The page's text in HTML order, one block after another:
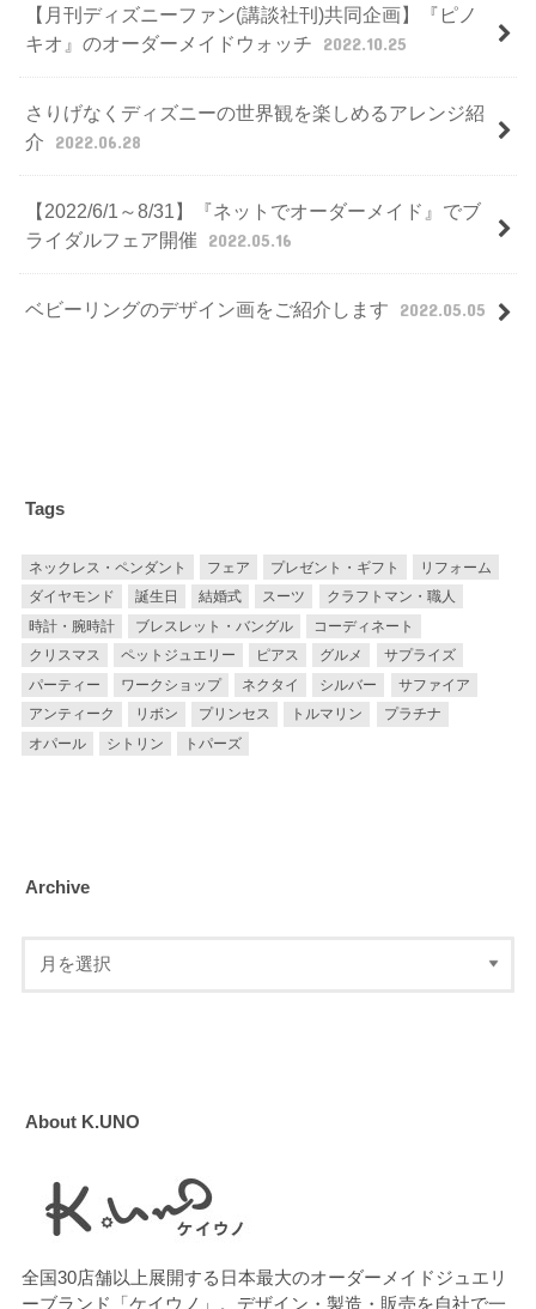
【月刊ディズニーファン(講談社刊)共同企画】『ピノ
キオ』のオーダーメイドウォッチ
2022.10.25
さりげなくディズニーの世界観を楽しめるアレンジ紹
介
2022.06.28
【2022/6/1～8/31】『ネットでオーダーメイド』でブ
ライダルフェア開催
2022.05.16
ベビーリングのデザイン画をご紹介します 2022.05.05
Tags
ネックレス・ペンダント フェア プレゼント・ギフト
リフォーム
ダイヤモンド
誕生日 結婚式 スーツ
クラフトマン・職人
時計・腕時計
ブレスレット・バングル
コーディネート
クリスマス
ペットジュエリー ピアス グルメ
サプライズ
パーティー
ワークショップ ネクタイ シルバー
サファイア
アンティーク
リボン プリンセス トルマリン
プラチナ
オパール
シトリン トパーズ
Archive
About K.UNO
全国30店舗以上展開する日本最大のオーダーメイドジュエリ
ーブランド「ケイウノ」。デザイン・製造・販売を自社で一